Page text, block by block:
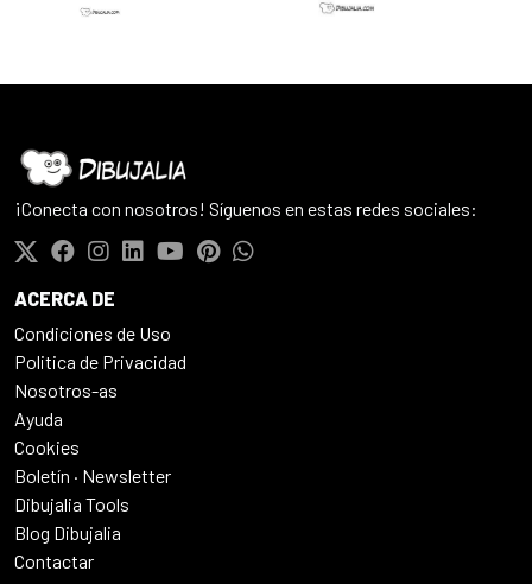
¡Conecta con nosotros! Síguenos en estas redes sociales:
ACERCA DE
Condiciones de Uso
Politica de Privacidad
Nosotros-as
Ayuda
Cookies
Boletín · Newsletter
Dibujalia Tools
Blog Dibujalia
Contactar